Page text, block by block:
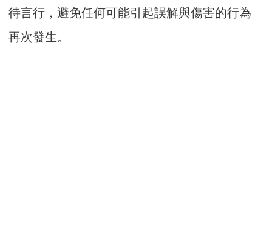
待言行，避免任何可能引起誤解與傷害的行為
再次發生。